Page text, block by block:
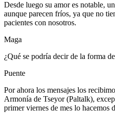
Desde luego su amor es notable,
aunque parecen fríos, ya que no
pacientes con nosotros.
Maga
¿Qué se podría decir de la forma
Puente
Por ahora los mensajes los
Armonía de Tseyor (Paltalk),
primer viernes de mes lo hacemos